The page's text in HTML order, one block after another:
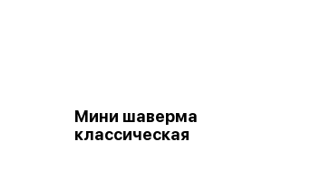
Мини шаверма
классическая